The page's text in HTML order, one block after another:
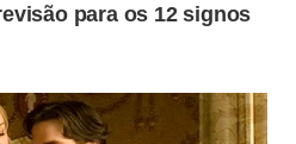
funciona como um
psicológica
anotação deixada pelo